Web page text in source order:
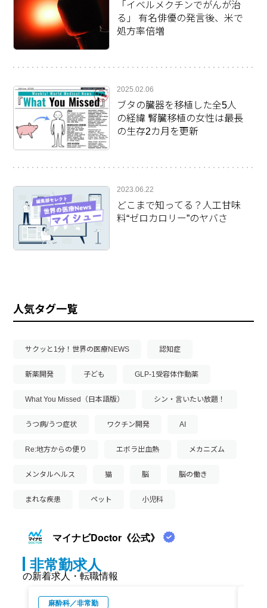
「イベルメクチンでがんが治
る」 有名俳優の発言後、米で
処方率倍増
2025.02.06
ブタの臓器を移植した全5人
の経緯 腎臓移植の女性は最長
の生存2カ月を更新
2023.06.22
どこまで知ってる？人工甘味
料“ゼロカロリー”のヤバさ
人気タグ一覧
サクッと1分！世界の医療NEWS 認知症
新薬開発 子ども GLP-1受容体作動薬
What You Missed（日本語版） シン・言いたい放題！
うつ病/うつ症状 ワクチン開発 AI
Re:地方からの便り エボラ出血熱 メカニズム
メンタルヘルス 猫 脳 脳の働き
まれな疾患 ペット 小児科